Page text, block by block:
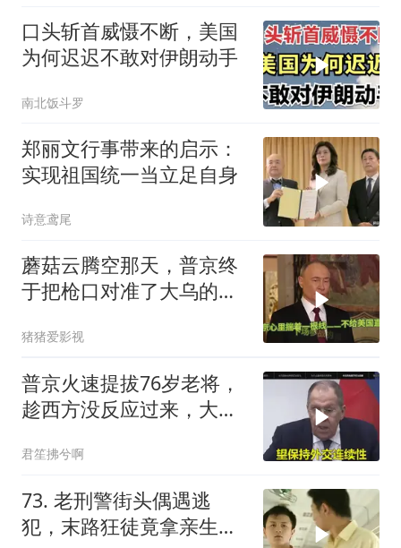
口头斩首威慑不断，美国
为何迟迟不敢对伊朗动手
南北饭斗罗
郑丽文行事带来的启示：
实现祖国统一当立足自身
诗意鸢尾
蘑菇云腾空那天，普京终
于把枪口对准了大乌的军
猪猪爱影视
普京火速提拔76岁老将，
趁西方没反应过来，大鹅
君笙拂兮啊
73. 老刑警街头偶遇逃
犯，末路狂徒竟拿亲生儿